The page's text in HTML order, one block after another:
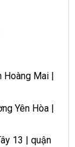
Mai |
Yên Hòa |
13 | quận